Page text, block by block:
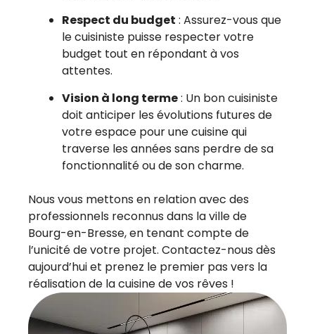
Respect du budget : Assurez-vous que
le cuisiniste puisse respecter votre
budget tout en répondant à vos
attentes.
Vision à long terme: Un bon cuisiniste
doit anticiper les évolutions futures de
votre espace pour une cuisine qui
traverse les années sans perdre de sa
fonctionnalité ou de son charme.
Nous vous mettons en relation avec des
professionnels reconnus dans la ville de
Bourg-en-Bresse, en tenant compte de
l’unicité de votre projet. Contactez-nous dès
aujourd’hui et prenez le premier pas vers la
réalisation de la cuisine de vos rêves !